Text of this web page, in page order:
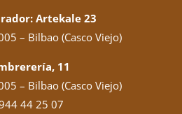
Artekale 23
– Bilbao (Casco Viejo)
11
– Bilbao (Casco Viejo)
44 25 07